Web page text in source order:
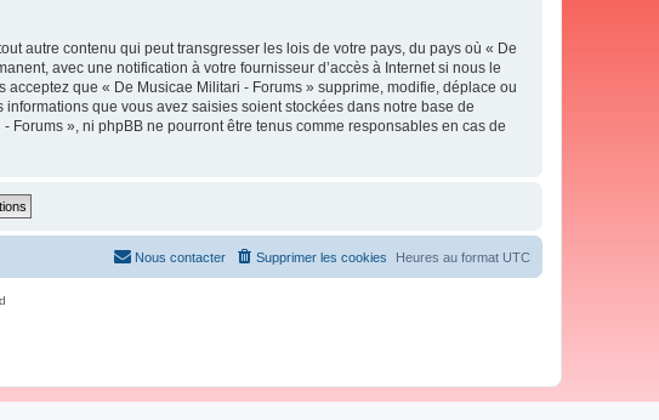
autre contenu qui peut transgresser les lois de votre pays, du pays où « De
avec une notification à votre fournisseur d’accès à Internet si nous le
que « De Musicae Militari - Forums » supprime, modifie, déplace ou
que vous avez saisies soient stockées dans notre base de
», ni phpBB ne pourront être tenus comme responsables en cas de
Heures au format UTC
Supprimer les cookies
Nous contacter